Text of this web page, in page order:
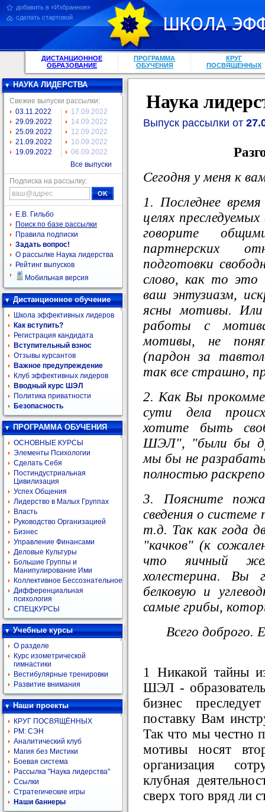
добавить в «Избранное»
сделать стартовой
ДИСТАНЦИОННОЕ
ОБРАЗОВАНИЕ
ПРОГРАММА
ОБУЧЕНИЯ
КРУГ
ПОСВЯЩЕННЫХ
НАУКА ЛИДЕРСТВА
Свежие выпуски рассылки:
03.11.2022
29.09.2022
25.09.2022
21.09.2022
19.09.2022
17.09.2022
14.09.2022
12.09.2022
10.09.2022
06.09.2022
Все выпуски
Подписка на рассылку:
Е.В. Гильбо
Поиск по базе рассылки
Правила подписки
Задать вопрос!
О рассылке Наука лидерства
Рейтинг выпусков
Мобильная версия
Дистанционное обучение
Школа эффективных лидеров
Как вступить?
Регистрация кандидата
Вступительный взнос
Отзывы курсантов
Важное предупреждение
Клуб эффективных лидеров
Вводный курс ШЭЛ
Политика приватности
Безопасность
ПРОГРАММА ОБУЧЕНИЯ
ОСНОВНЫЕ КУРСЫ
Элементы Психологии
Сделать Себя
Постиндустриальная
Цивилизация
Успех Общения
Лидерство в Малых Группах
Власть
Руководство Организацией
Бизнес
Управление Финансами
Деловые Культуры
Большие Группы и
Манипулирование Ими
Коллективное Бессознательное
Дифференциальная
психология
СПЕЦКУРСЫ
Учебные курсы
О разделе
Курс изометрической
гимнастики
Вестибулярные тренировки
Развитие внимания
Наши проекты
КРУГ ПОСВЯЩЁННЫХ
РМ: СЭН
Аналитический клуб
Магия без Мистики
Боевая система
Рассылка "Наука лидерства"
Ссылки
Стратегические игры
Наши баннеры
Наука
Выпуск рассылки от
Сегодня у меня к
1. Последнее
целях
говорите
партнерских
подготовки
слово, как то это
ваш энтузиазм,
ясны мотивы. Или
работы с
мотивы, не
(пардон за
так все страшно,
2. Как Вы
сути дела
хотите быть
ШЭЛ", "были бы
мы бы не
полностью
3. Поясните
сведения о
т.д. Так как года
"качков" (к
что яичный
холестерина. Вы
белковую и
самые грибы,
Всего доброго.
1 Никакой тайны
ШЭЛ -
бизнес
поставку Вам
Так что мы честно
мотивы носят
организация
клубная
сверх того вряд ли